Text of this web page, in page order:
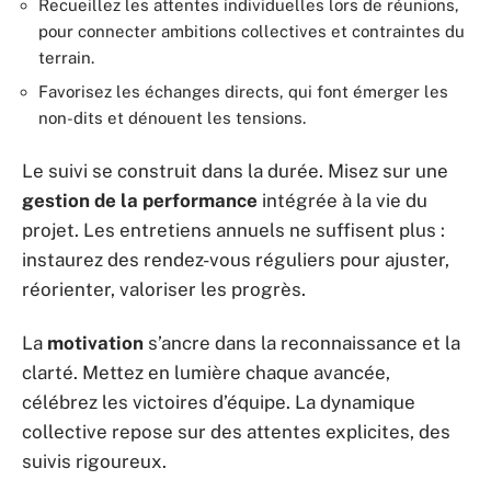
Recueillez les attentes individuelles lors de réunions,
pour connecter ambitions collectives et contraintes du
terrain.
Favorisez les échanges directs, qui font émerger les
non-dits et dénouent les tensions.
Le suivi se construit dans la durée. Misez sur une
gestion de la performance intégrée à la vie du
projet. Les entretiens annuels ne suffisent plus :
instaurez des rendez-vous réguliers pour ajuster,
réorienter, valoriser les progrès.
La motivation s’ancre dans la reconnaissance et la
clarté. Mettez en lumière chaque avancée,
célébrez les victoires d’équipe. La dynamique
collective repose sur des attentes explicites, des
suivis rigoureux.